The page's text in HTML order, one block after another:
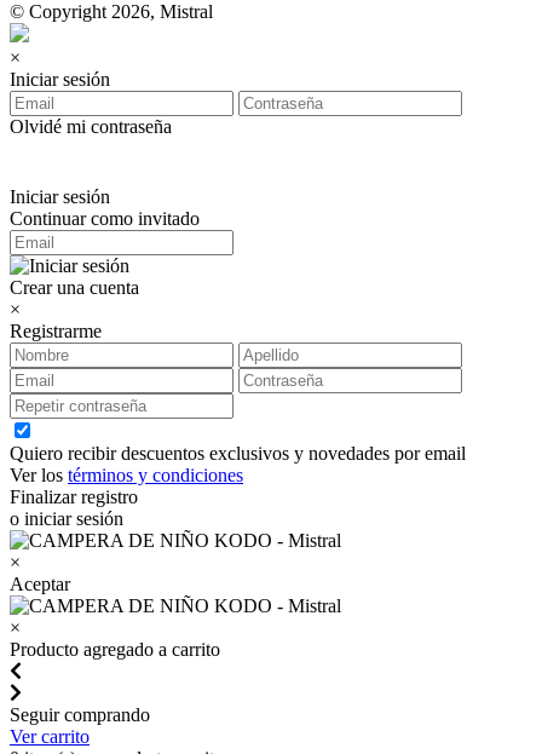
© Copyright 2026, Mistral
×
Iniciar sesión
Olvidé mi contraseña
Iniciar sesión
Continuar como invitado
Crear una cuenta
×
Registrarme
Quiero recibir descuentos exclusivos y novedades por email
Ver los términos y condiciones
Finalizar registro
o iniciar sesión
×
Aceptar
×
Producto agregado a carrito
Seguir comprando
Ver carrito